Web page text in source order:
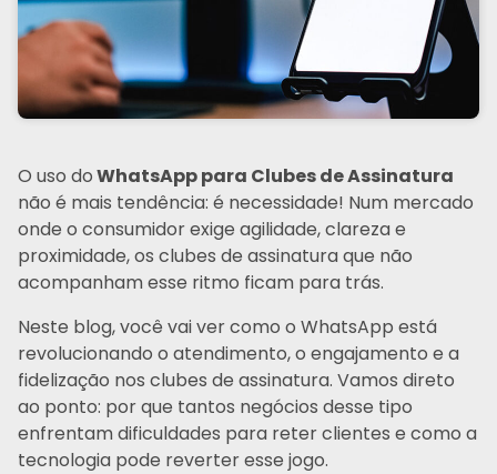
O uso doWhatsApp para Clubes de Assinatura
não é mais tendência: é necessidade! Num mercado
onde o consumidor exige agilidade, clareza e
proximidade, os clubes de assinatura que não
acompanham esse ritmo ficam para trás.
Neste blog, você vai ver como o WhatsApp está
revolucionando o atendimento, o engajamento e a
fidelização nos clubes de assinatura. Vamos direto
ao ponto: por que tantos negócios desse tipo
enfrentam dificuldades para reter clientes e como a
tecnologia pode reverter esse jogo.